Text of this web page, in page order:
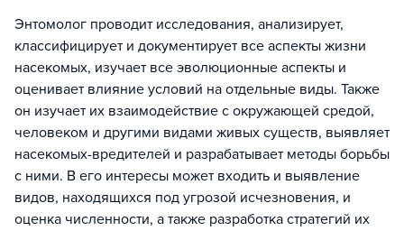
Энтомолог проводит исследования, анализирует,
классифицирует и документирует все аспекты жизни
насекомых, изучает все эволюционные аспекты и
оценивает влияние условий на отдельные виды. Также
он изучает их взаимодействие с окружающей средой,
человеком и другими видами живых существ, выявляет
насекомых-вредителей и разрабатывает методы борьбы
с ними. В его интересы может входить и выявление
видов, находящихся под угрозой исчезновения, и
оценка численности, а также разработка стратегий их